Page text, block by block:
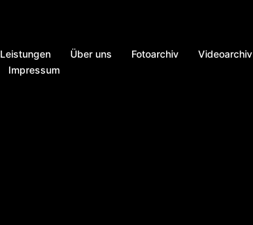
Leistungen Über uns Fotoarchiv Videoarchiv
Impressum